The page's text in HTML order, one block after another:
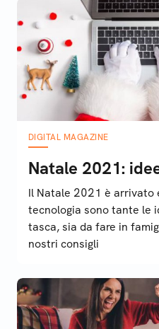
DIGITAL MAGAZINE
Natale 2021:
Il Natale 2021 è arrivato
tecnologia sono tante le
tasca, sia da fare in
nostri consigli